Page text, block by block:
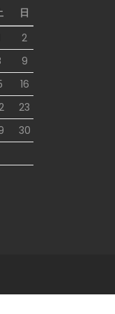
日
2
9
16
23
30